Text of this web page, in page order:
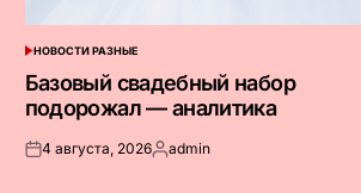
ОПУБЛИКОВАНО
В
НОВОСТИ РАЗНЫЕ
Базовый свадебный набор
подорожал — аналитика
Опубликовано
4 августа, 2026Запись
admin